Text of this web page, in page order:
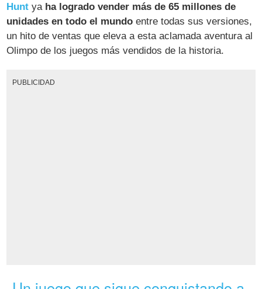
Hunt ya ha logrado vender más de 65 millones de
unidades en todo el mundo entre todas sus versiones,
un hito de ventas que eleva a esta aclamada aventura al
Olimpo de los juegos más vendidos de la historia.
PUBLICIDAD